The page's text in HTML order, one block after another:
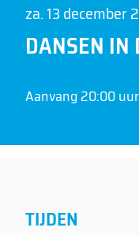
za. 13 december
DANSEN IN
Aanvang 20:00 uur
TIJDEN